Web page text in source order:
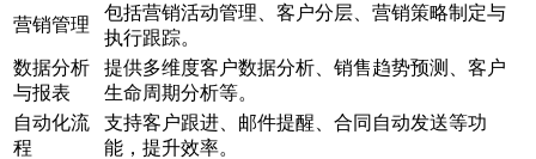
营销管理
包括营销活动管理、客户分层、营销策略制定与
执行跟踪。
数据分析
与报表
提供多维度客户数据分析、销售趋势预测、客户
生命周期分析等。
自动化流
程
支持客户跟进、邮件提醒、合同自动发送等功
能，提升效率。